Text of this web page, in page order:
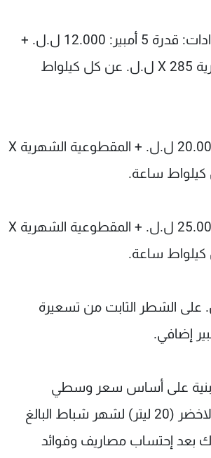
- للمشتركين بالعدادات: قدرة 5 أمبير: 12.000 ل.ل. +
المقطوعية الشهرية X 285 ل.ل. عن كل كيلواط
- قدرة 10 أمبير: 20.000 ل.ل. + المقطوعية الشهرية X
- قدرة 15 أمبير: 25.000 ل.ل. + المقطوعية الشهرية X
ل.ل. على الشطر الثابت من تسعيرة
على أساس سعر وسطي
لصفيحة المازوت الاخضر (20 ليتر) لشهر شباط البالغ
وذلك بعد إحتساب مصاريف وفوائد